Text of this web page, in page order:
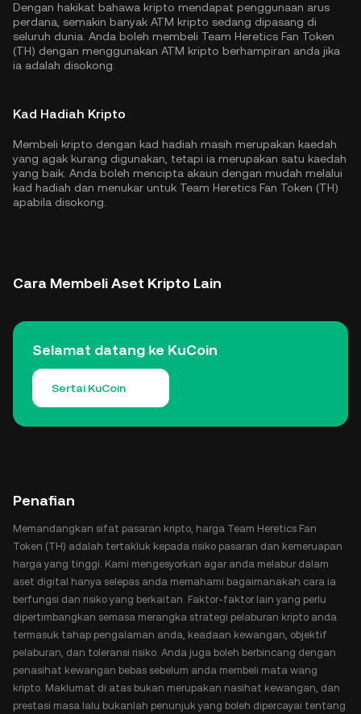
Dengan hakikat bahawa kripto mendapat penggunaan arus
perdana, semakin banyak ATM kripto sedang dipasang di
seluruh dunia. Anda boleh membeli Team Heretics Fan Token
(TH) dengan menggunakan ATM kripto berhampiran anda jika
ia adalah disokong.
Kad Hadiah Kripto
Membeli kripto dengan kad hadiah masih merupakan kaedah
yang agak kurang digunakan, tetapi ia merupakan satu kaedah
yang baik. Anda boleh mencipta akaun dengan mudah melalui
kad hadiah dan menukar untuk Team Heretics Fan Token (TH)
apabila disokong.
Cara Membeli Aset Kripto Lain
Selamat datang ke KuCoin
Sertai KuCoin
Penafian
Memandangkan sifat pasaran kripto, harga Team Heretics Fan
Token (TH) adalah tertakluk kepada risiko pasaran dan kemeruapan
harga yang tinggi. Kami mengesyorkan agar anda melabur dalam
aset digital hanya selepas anda memahami bagaimanakah cara ia
berfungsi dan risiko yang berkaitan. Faktor-faktor lain yang perlu
dipertimbangkan semasa merangka strategi pelaburan kripto anda
termasuk tahap pengalaman anda, keadaan kewangan, objektif
pelaburan, dan toleransi risiko. Anda juga boleh berbincang dengan
penasihat kewangan bebas sebelum anda membeli mata wang
kripto. Maklumat di atas bukan merupakan nasihat kewangan, dan
prestasi masa lalu bukanlah penunjuk yang boleh dipercayai tentang